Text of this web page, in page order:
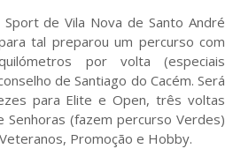
de Vila Nova de Santo André
tal preparou um percurso com
por volta (especiais
de Santiago do Cacém. Será
para Elite e Open, três voltas
Senhoras (fazem percurso Verdes)
Promoção e Hobby.